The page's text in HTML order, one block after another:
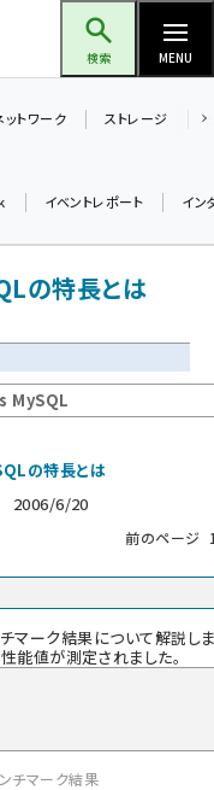
検索 MENU
夫のヒント集！ (2050)
ットワーク ストレージ
イベントレポート イン
の特長とは
MySQL
の特長とは
2006/6/20
前のページ
マーク結果について解説し
能値が測定されました。
チマーク結果